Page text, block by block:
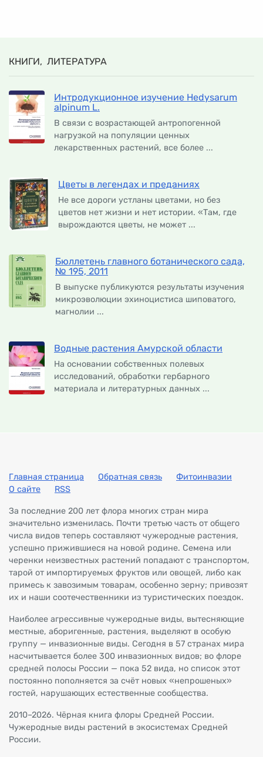
КНИГИ, ЛИТЕРАТУРА
Интродукционное изучение Hedysarum
alpinum L.
В связи с возрастающей антропогенной
нагрузкой на популяции ценных
лекарственных растений, все более ...
Цветы в легендах и преданиях
Не все дороги устланы цветами, но без
цветов нет жизни и нет истории. «Там, где
вырождаются цветы, не может ...
Бюллетень главного ботанического сада,
№ 195, 2011
В выпуске публикуются результаты изучения
микроэволюции эхиноцистиса шиповатого,
магнолии ...
Водные растения Амурской области
На основании собственных полевых
исследований, обработки гербарного
материала и литературных данных ...
Главная страница Обратная связь
Фитоинвазии
О сайте
RSS
За последние 200 лет флора многих стран мира
значительно изменилась. Почти третью часть от общего
числа видов теперь составляют чужеродные растения,
успешно прижившиеся на новой родине. Семена или
черенки неизвестных растений попадают с транспортом,
тарой от импортируемых фруктов или овощей, либо как
примесь к завозимым товарам, особенно зерну; привозят
их и наши соотечественники из туристических поездок.
Наиболее агрессивные чужеродные виды, вытесняющие
местные, аборигенные, растения, выделяют в особую
группу — инвазионные виды. Сегодня в 57 странах мира
насчитывается более 300 инвазионных видов; во флоре
средней полосы России — пока 52 вида, но список этот
постоянно пополняется за счёт новых «непрошеных»
гостей, нарушающих естественные сообщества.
2010–2026. Чёрная книга флоры Средней России.
Чужеродные виды растений в экосистемах Средней
России.